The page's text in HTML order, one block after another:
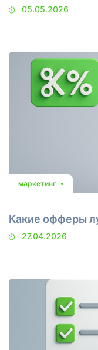
05.05.2026
маркетинг
Какие офферы
27.04.2026